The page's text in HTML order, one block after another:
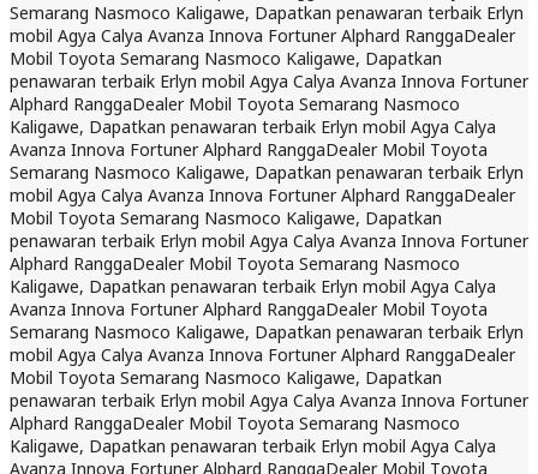
Semarang Nasmoco Kaligawe, Dapatkan penawaran terbaik Erlyn
mobil Agya Calya Avanza Innova Fortuner Alphard RanggaDealer
Mobil Toyota Semarang Nasmoco Kaligawe, Dapatkan
penawaran terbaik Erlyn mobil Agya Calya Avanza Innova Fortuner
Alphard RanggaDealer Mobil Toyota Semarang Nasmoco
Kaligawe, Dapatkan penawaran terbaik Erlyn mobil Agya Calya
Avanza Innova Fortuner Alphard RanggaDealer Mobil Toyota
Semarang Nasmoco Kaligawe, Dapatkan penawaran terbaik Erlyn
mobil Agya Calya Avanza Innova Fortuner Alphard RanggaDealer
Mobil Toyota Semarang Nasmoco Kaligawe, Dapatkan
penawaran terbaik Erlyn mobil Agya Calya Avanza Innova Fortuner
Alphard RanggaDealer Mobil Toyota Semarang Nasmoco
Kaligawe, Dapatkan penawaran terbaik Erlyn mobil Agya Calya
Avanza Innova Fortuner Alphard RanggaDealer Mobil Toyota
Semarang Nasmoco Kaligawe, Dapatkan penawaran terbaik Erlyn
mobil Agya Calya Avanza Innova Fortuner Alphard RanggaDealer
Mobil Toyota Semarang Nasmoco Kaligawe, Dapatkan
penawaran terbaik Erlyn mobil Agya Calya Avanza Innova Fortuner
Alphard RanggaDealer Mobil Toyota Semarang Nasmoco
Kaligawe, Dapatkan penawaran terbaik Erlyn mobil Agya Calya
Avanza Innova Fortuner Alphard RanggaDealer Mobil Toyota